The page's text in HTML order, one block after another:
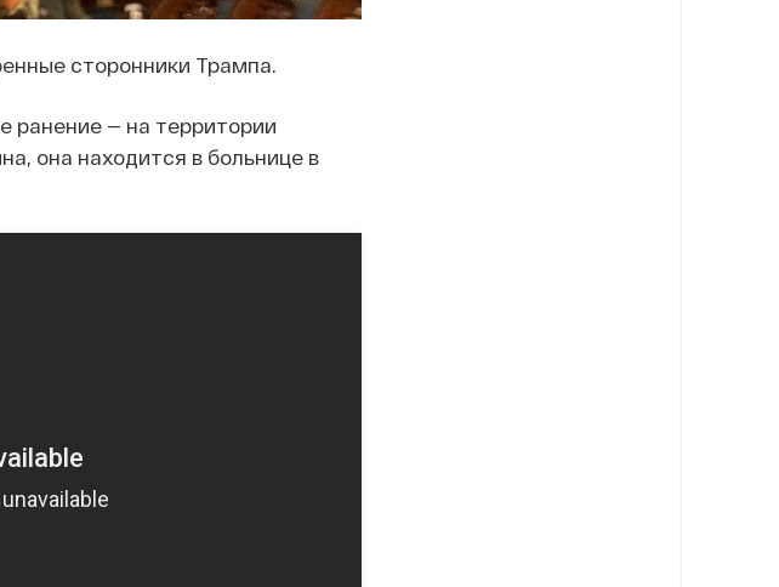
сторонники Трампа.
ранение — на территории
она находится в больнице в